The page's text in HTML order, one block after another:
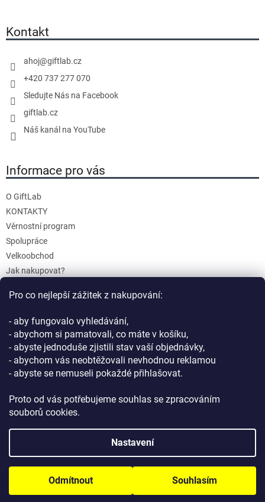
Pro co nejlepší zážitek z nakupování:
- aby fungovalo vyhledávání,
- abychom si pamatovali, co máte v košíku,
- abyste jednoduše zjistili stav vaší objednávky,
- abychom vás neobtěžovali nevhodnou reklamou
- abyste se nemuseli pokaždé přihlašovat.
Proto od vás potřebujeme souhlas se zpracováním
souborů cookies.
Nastavení
Odmítnout Souhlasím
Kontakt
ahoj@giftlab.cz
+420 737 277 070
Sledujte Nás na Facebook
giftlab.cz
Náš kanál na YouTube
Informace pro vás
O GiftLab
KONTAKTY
Věrnostní program
Spolupráce
Velkoobchod
Jak nakupovat?
Reklamace a Vrácení
Obchodní podmínky
Podmínky ochrany osobních údajů
. Všechna práva vyhrazena.